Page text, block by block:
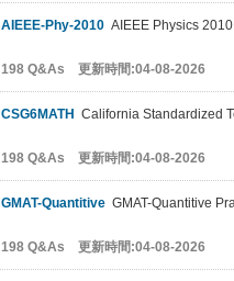
AIEEE-Phy-2010 AIEEE Physics
198 Q&As 更新時間:04-08-2026
CSG6MATH California Standardized
198 Q&As 更新時間:04-08-2026
GMAT-Quantitive GMAT-Quantitive
198 Q&As 更新時間:04-08-2026